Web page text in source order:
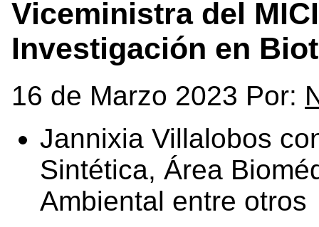
Viceministra del
Investigación en
16 de Marzo 2023 Por:
Jannixia Villalobos
Sintética, Área
Ambiental entre otros